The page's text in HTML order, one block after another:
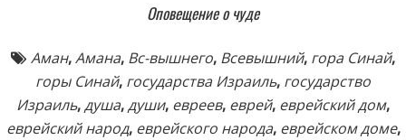
Оповещение о чуде
Аман,Амана, Вс-вышнего, Всевышний, гора Синай,
горы Синай, государства Израиль, государство
Израиль,душа,души, евреев, еврей, еврейский дом,
еврейский народ, еврейского народа, еврейском доме,